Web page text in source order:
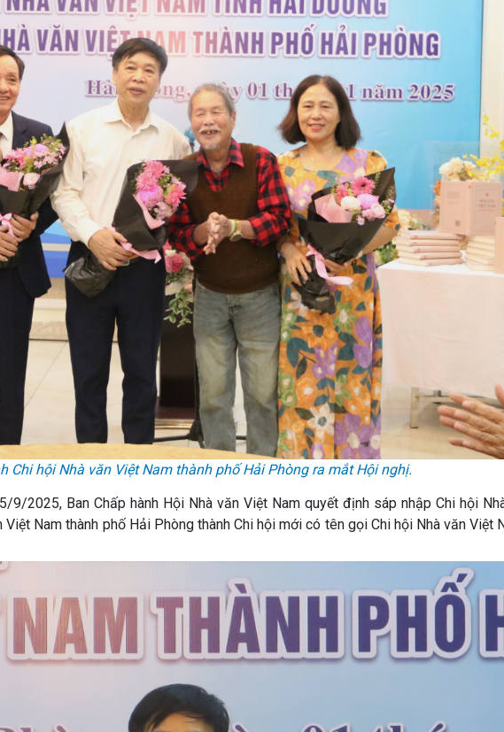
Chi hội Nhà văn Việt Nam thành phố Hải Phòng ra mắt Hội nghị.
9/2025, Ban Chấp hành Hội Nhà văn Việt Nam quyết định sáp nhập Chi hội
Nam thành phố Hải Phòng thành Chi hội mới có tên gọi Chi hội Nhà văn Việt